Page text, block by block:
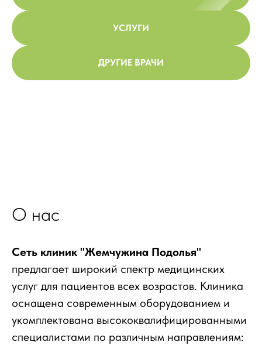
УСЛУГИ
ДРУГИЕ ВРАЧИ
О нас
Сеть клиник "Жемчужина Подолья"
предлагает широкий спектр медицинских
услуг для пациентов всех возрастов. Клиника
оснащена современным оборудованием и
укомплектована высококвалифицированными
специалистами по различным направлениям: